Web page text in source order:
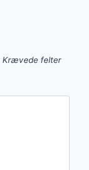
Krævede felter